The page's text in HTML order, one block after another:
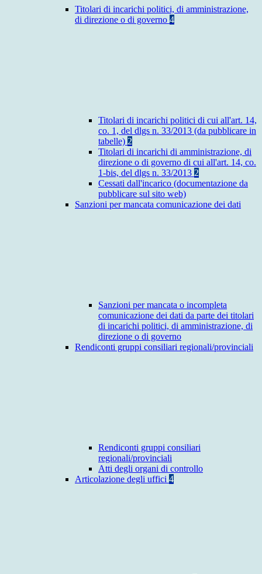
Titolari di incarichi politici, di amministrazione,
di direzione o di governo 4
Titolari di incarichi politici di cui all'art. 14,
co. 1, del dlgs n. 33/2013 (da pubblicare in
tabelle) 2
Titolari di incarichi di amministrazione, di
direzione o di governo di cui all'art. 14, co.
1-bis, del dlgs n. 33/2013 2
Cessati dall'incarico (documentazione da
pubblicare sul sito web)
Sanzioni per mancata comunicazione dei dati
Sanzioni per mancata o incompleta
comunicazione dei dati da parte dei titolari
di incarichi politici, di amministrazione, di
direzione o di governo
Rendiconti gruppi consiliari regionali/provinciali
Rendiconti gruppi consiliari
regionali/provinciali
Atti degli organi di controllo
Articolazione degli uffici 4